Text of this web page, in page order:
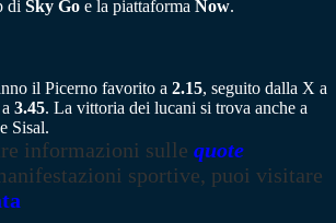
di Sky Go e la piattaforma Now.
il Picerno favorito a 2.15, seguito dalla X a
3.45. La vittoria dei lucani si trova anche a
Sisal.
informazioni sulle quote
sportive, puoi visitare